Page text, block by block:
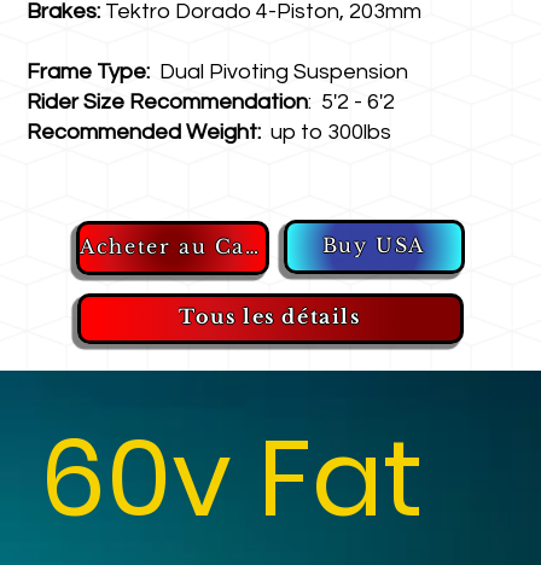
Brakes: Tektro Dorado 4-Piston, 203mm
Frame Type: Dual Pivoting Suspension
Rider Size Recommendation: 5'2 - 6'2
Recommended Weight: up to 300lbs
Acheter au Canada Buy USA
Tous les détails
60v Fat